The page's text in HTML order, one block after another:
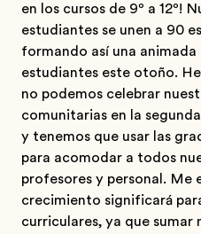
en los cursos de 9º a 12º!
estudiantes se unen a 90
formando así una
estudiantes este otoño.
no podemos celebrar
comunitarias en la
y tenemos que usar las
para acomodar a todos
profesores y personal. Me
crecimiento significará
curriculares, ya que sumar